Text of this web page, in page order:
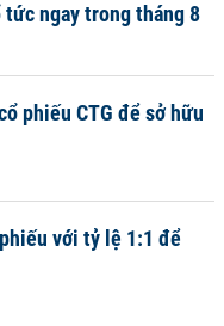
tức ngay trong tháng 8
phiếu CTG để sở hữu
với tỷ lệ 1:1 để